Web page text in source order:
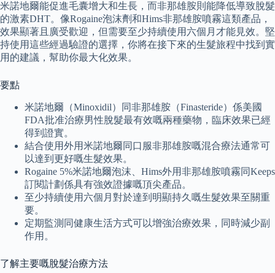
米諾地爾能促進毛囊增大和生長，而非那雄胺則能降低導致脫髮
的激素DHT。像Rogaine泡沫劑和Hims非那雄胺噴霧這類產品，
效果顯著且廣受歡迎，但需要至少持續使用六個月才能見效。堅
持使用這些經過驗證的選擇，你將在接下來的生髮旅程中找到實
用的建議，幫助你最大化效果。
要點
米諾地爾（Minoxidil）同非那雄胺（Finasteride）係美國
FDA批准治療男性脫髮最有效嘅兩種藥物，臨床效果已經
得到證實。
結合使用外用米諾地爾同口服非那雄胺嘅混合療法通常可
以達到更好嘅生髮效果。
Rogaine 5%米諾地爾泡沫、Hims外用非那雄胺噴霧同Keeps
訂閱計劃係具有強效證據嘅頂尖產品。
至少持續使用六個月對於達到明顯持久嘅生髮效果至關重
要。
定期監測同健康生活方式可以增強治療效果，同時減少副
作用。
了解主要嘅脫髮治療方法